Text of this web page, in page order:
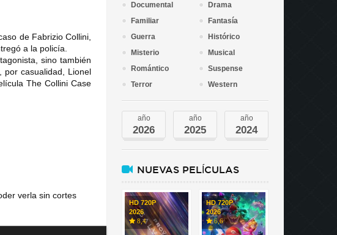
de Fabrizio Collini,
a la policía.
sino también
por casualidad, Lionel
The Collini Case
verla sin cortes
Documental
Drama
Familiar
Fantasía
Guerra
Histórico
Misterio
Musical
Romántico
Suspense
Terror
Western
año
2026
año
2025
año
2024
NUEVAS PELÍCULAS
HD 720P
2026
8,4
HD 720P
2026
6,6